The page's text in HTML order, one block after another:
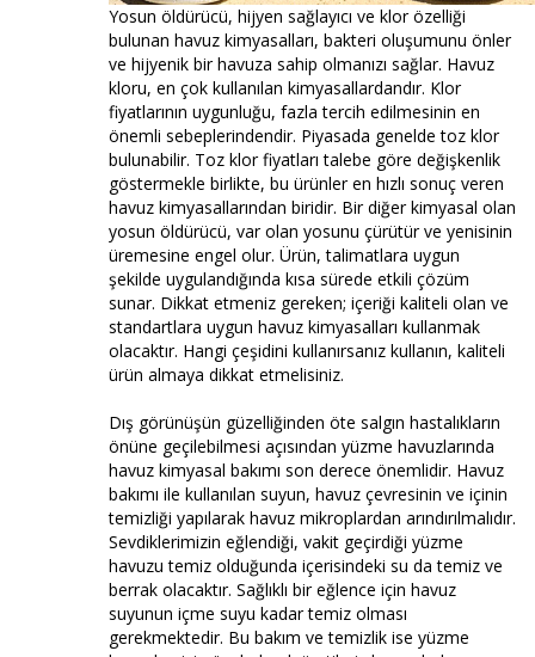
Yosun öldürücü, hijyen sağlayıcı ve klor özelliği
bulunan havuz kimyasalları, bakteri oluşumunu önler
ve hijyenik bir havuza sahip olmanızı sağlar. Havuz
kloru, en çok kullanılan kimyasallardandır. Klor
fiyatlarının uygunluğu, fazla tercih edilmesinin en
önemli sebeplerindendir. Piyasada genelde toz klor
bulunabilir. Toz klor fiyatları talebe göre değişkenlik
göstermekle birlikte, bu ürünler en hızlı sonuç veren
havuz kimyasallarından biridir. Bir diğer kimyasal olan
yosun öldürücü, var olan yosunu çürütür ve yenisinin
üremesine engel olur. Ürün, talimatlara uygun
şekilde uygulandığında kısa sürede etkili çözüm
sunar. Dikkat etmeniz gereken; içeriği kaliteli olan ve
standartlara uygun havuz kimyasalları kullanmak
olacaktır. Hangi çeşidini kullanırsanız kullanın, kaliteli
ürün almaya dikkat etmelisiniz.
Dış görünüşün güzelliğinden öte salgın hastalıkların
önüne geçilebilmesi açısından yüzme havuzlarında
havuz kimyasal bakımı son derece önemlidir. Havuz
bakımı ile kullanılan suyun, havuz çevresinin ve içinin
temizliği yapılarak havuz mikroplardan arındırılmalıdır.
Sevdiklerimizin eğlendiği, vakit geçirdiği yüzme
havuzu temiz olduğunda içerisindeki su da temiz ve
berrak olacaktır. Sağlıklı bir eğlence için havuz
suyunun içme suyu kadar temiz olması
gerekmektedir. Bu bakım ve temizlik ise yüzme